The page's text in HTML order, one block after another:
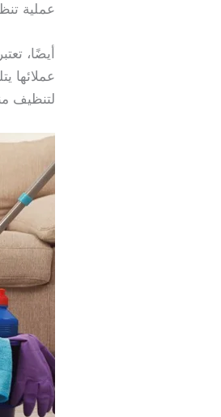
عملية
أيضًا،
عملائها
لتنظيف